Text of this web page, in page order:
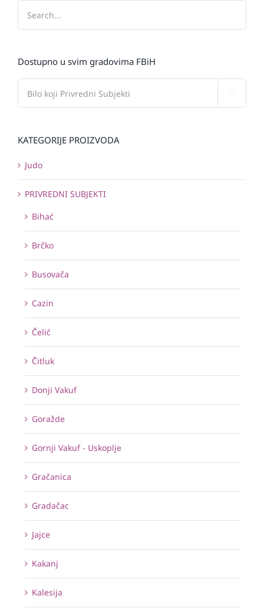
Dostupno u svim gradovima FBiH
KATEGORIJE PROIZVODA
Judo
PRIVREDNI SUBJEKTI
Bihać
Brčko
Busovača
Cazin
Čelić
Čitluk
Donji Vakuf
Goražde
Gornji Vakuf - Uskoplje
Gračanica
Gradačac
Jajce
Kakanj
Kalesija